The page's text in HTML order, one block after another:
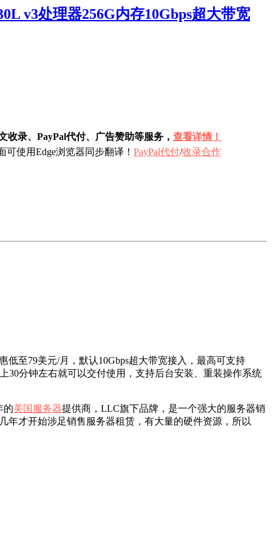
v3处理器256G内存10Gbps超大带宽
收录、PayPal代付、广告赞助等服务， 查看详情！
使用Edge浏览器同步翻译！ PayPal代付/收录合作
至79美元/月，默认10Gbps超大带宽接入，最高可支持
30分钟左右就可以交付使用，支持后台安装、重装操作系统
的美国服务器提供商，LLC旗下品牌，是一个强大的服务器销
年才开始涉足销售服务器租赁，有大量的硬件资源，所以